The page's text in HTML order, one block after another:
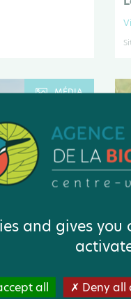
MÉDIA
and gives
all Deny all